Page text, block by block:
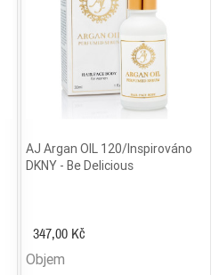
AJ Argan OIL 120/Inspirováno
DKNY - Be Delicious
347,00 Kč
Objem